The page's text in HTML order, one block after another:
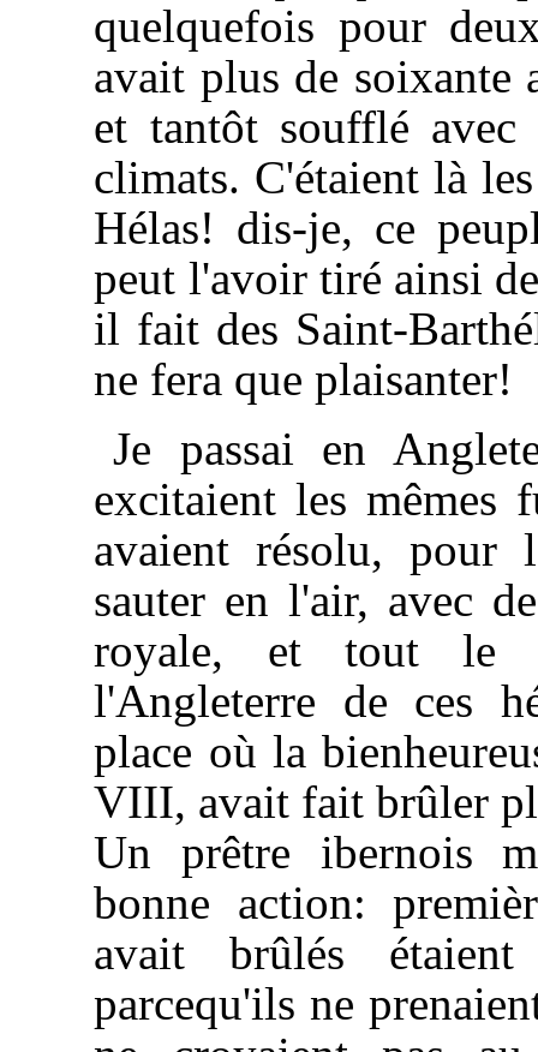
quelquefois pour
avait plus de soixante
et tantôt soufflé avec
climats. C'étaient là
Hélas! dis-je, ce
peut l'avoir tiré ainsi
il fait des Saint-
ne fera que plaisanter!
Je passai en
excitaient les mêmes
avaient résolu,
sauter en l'air, avec
royale, et tout le
l'Angleterre de ces
place où la
VIII, avait fait brûler
Un prêtre ibernois
bonne action:
avait brûlés
parcequ'ils ne